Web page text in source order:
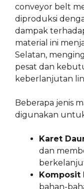
conveyor belt
diproduksi
dampak
material ini
Selatan,
pesat dan
keberlanjutan
Beberapa jenis
digunakan
Karet
dan
Komposit
bahan-